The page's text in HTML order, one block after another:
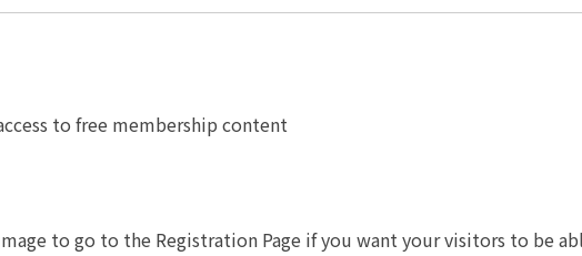
to free membership content
to go to the Registration Page if you want your visitors to be